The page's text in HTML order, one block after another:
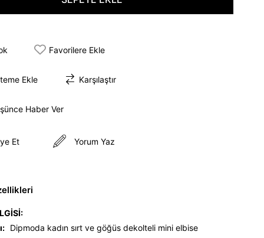
Favorilere Ekle
Ekle Karşılaştır
Haber Ver
Et Yorum Yaz
Dipmoda kadın sırt ve göğüs dekolteli mini elbise